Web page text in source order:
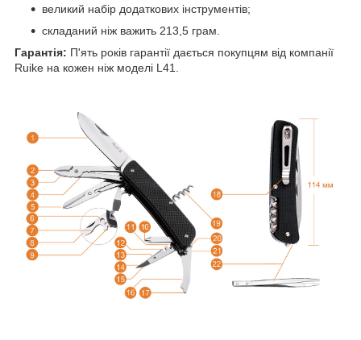
великий набір додаткових інструментів;
складаний ніж важить 213,5 грам.
Гарантія: П'ять років гарантії дається покупцям від компанії
Ruike на кожен ніж моделі L41.